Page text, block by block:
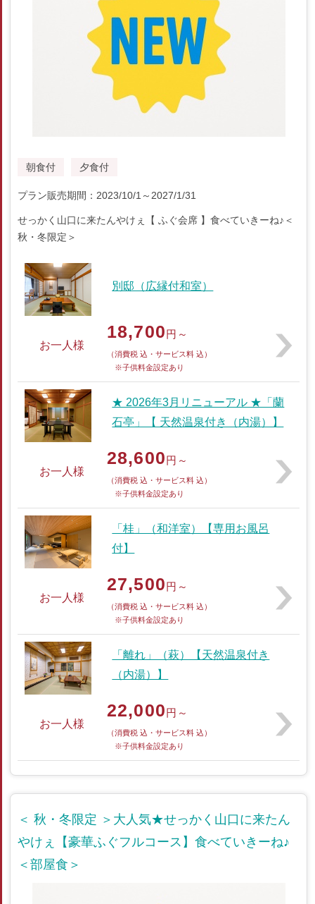
朝食付 夕食付
プラン販売期間：2023/10/1～2027/1/31
せっかく山口に来たんやけぇ【 ふぐ会席 】食べていきーね♪＜
秋・冬限定＞
別邸（広縁付和室）
お一人様
18,700円～
（消費税 込・サービス料 込）
※子供料金設定あり
★ 2026年3月リニューアル ★「蘭
石亭」【 天然温泉付き（内湯）】
お一人様
28,600円～
（消費税 込・サービス料 込）
※子供料金設定あり
「桂」（和洋室）【専用お風呂
付】
お一人様
27,500円～
（消費税 込・サービス料 込）
※子供料金設定あり
「離れ」（萩）【天然温泉付き
（内湯）】
お一人様
22,000円～
（消費税 込・サービス料 込）
※子供料金設定あり
＜ 秋・冬限定 ＞大人気★せっかく山口に来たん
やけぇ【豪華ふぐフルコース】食べていきーね♪
＜部屋食＞